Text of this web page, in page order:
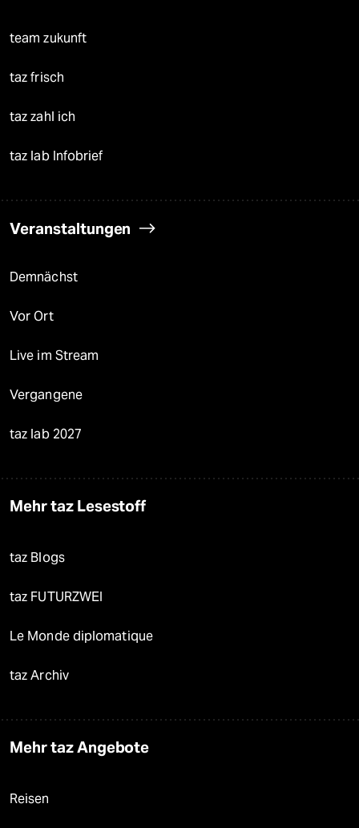
team zukunft
taz frisch
taz zahl ich
taz lab Infobrief
Veranstaltungen
Demnächst
Vor Ort
Live im Stream
Vergangene
taz lab 2027
Mehr taz Lesestoff
taz Blogs
taz FUTURZWEI
Le Monde diplomatique
taz Archiv
Mehr taz Angebote
Reisen